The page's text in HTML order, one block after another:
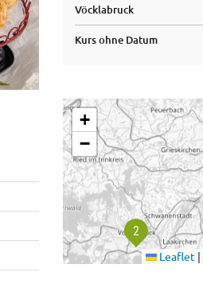
Vöcklabruck
Kurs ohne Datum
.
+
−
Leaflet |